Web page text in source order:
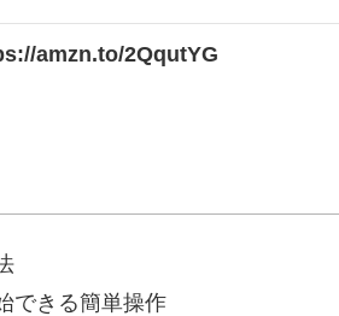
amzn.to/2QqutYG
できる簡単操作